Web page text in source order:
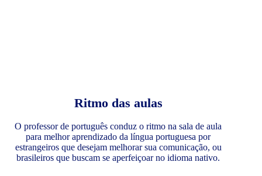
Ritmo das aulas
O professor de português conduz o ritmo na sala de aula
para melhor aprendizado da língua portuguesa por
estrangeiros que desejam melhorar sua comunicação, ou
brasileiros que buscam se aperfeiçoar no idioma nativo.